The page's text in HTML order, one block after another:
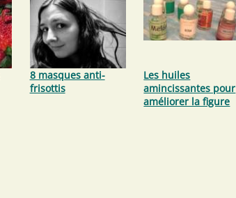
8 masques anti-
frisottis
Les huiles
amincissantes pour
améliorer la figure